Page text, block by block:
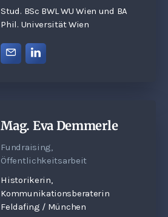
Stud. BSc BWL WU Wien und BA
Phil. Universität Wien
Mag. Eva Demmerle
Fundraising,
Öffentlichkeitsarbeit
Historikerin,
Kommunikationsberaterin
Feldafing / München